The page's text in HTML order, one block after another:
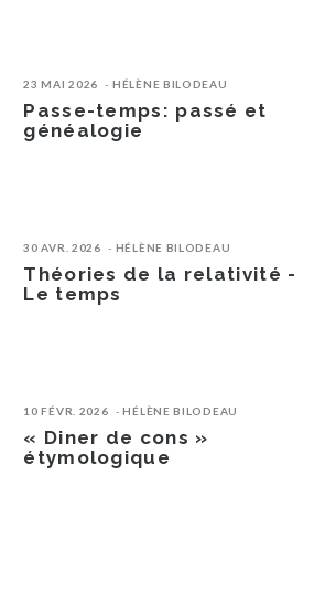
23 MAI 2026 HÉLÈNE BILODEAU
Passe-temps: passé et
généalogie
30 AVR. 2026 HÉLÈNE BILODEAU
Théories de la relativité -
Le temps
10 FÉVR. 2026 HÉLÈNE BILODEAU
« Diner de cons »
étymologique